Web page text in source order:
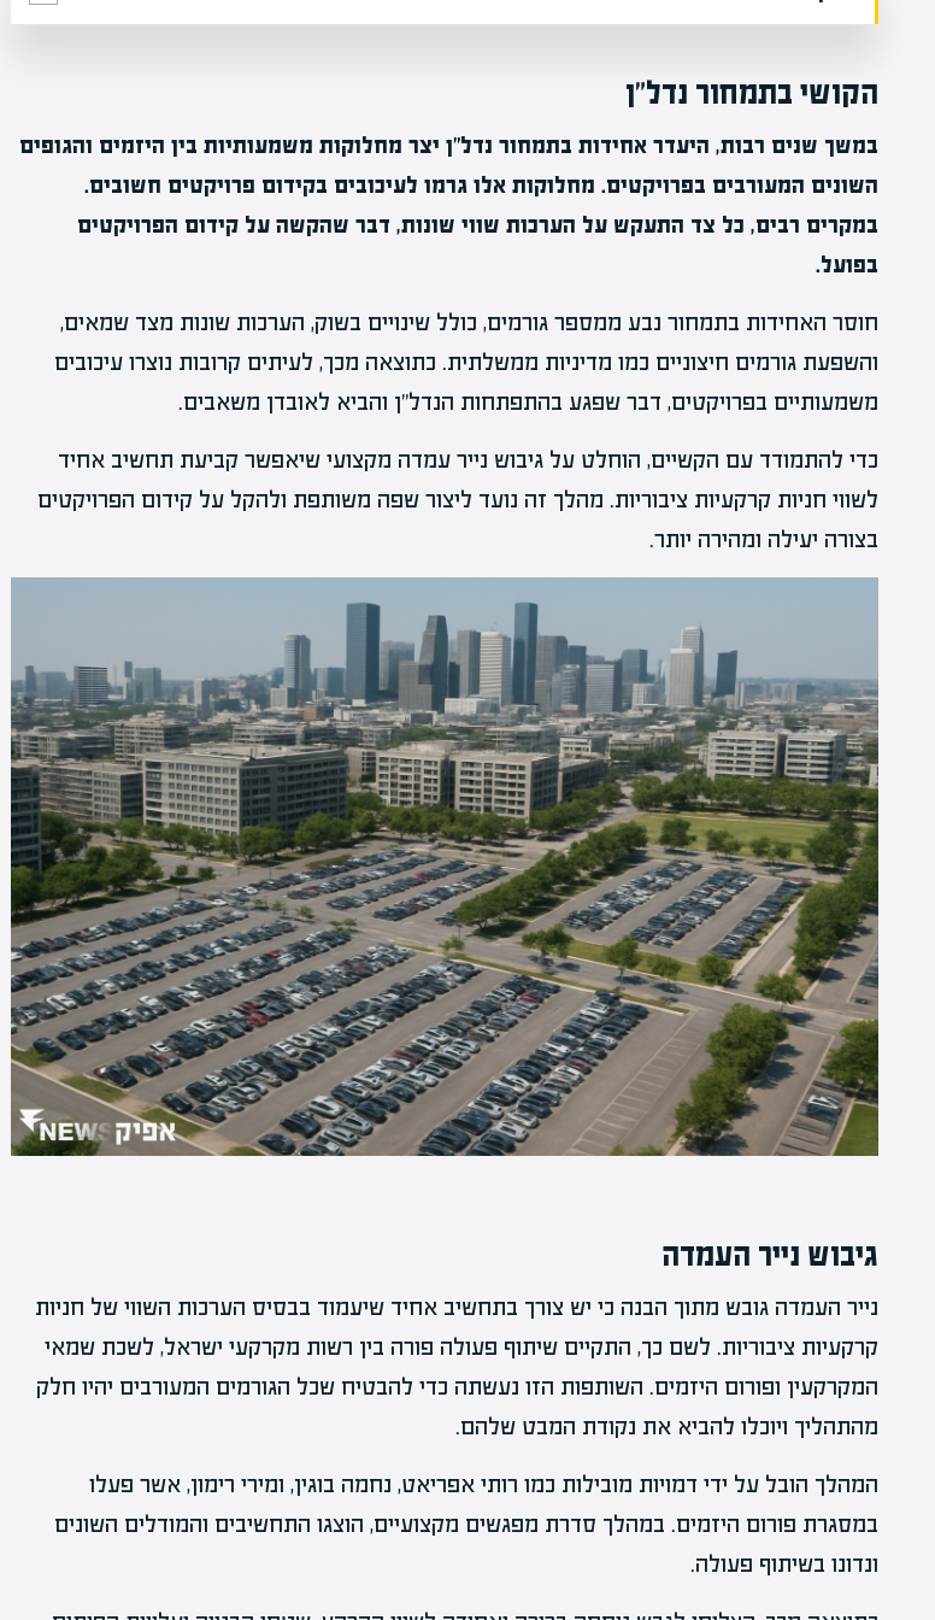
הקושי בתמחור נדל"ן
במשך שנים רבות, היעדר אחידות בתמחור נדל"ן יצר מחלוקות משמעותיות בין היזמים והגופים
השונים המעורבים בפרויקטים. מחלוקות אלו גרמו לעיכובים בקידום פרויקטים חשובים.
במקרים רבים, כל צד התעקש על הערכות שווי שונות, דבר שהקשה על קידום הפרויקטים
בפועל.
חוסר האחידות בתמחור נבע ממספר גורמים, כולל שינויים בשוק, הערכות שונות מצד שמאים,
והשפעת גורמים חיצוניים כמו מדיניות ממשלתית. כתוצאה מכך, לעיתים קרובות נוצרו עיכובים
משמעותיים בפרויקטים, דבר שפגע בהתפתחות הנדל"ן והביא לאובדן משאבים.
כדי להתמודד עם הקשיים, הוחלט על גיבוש נייר עמדה מקצועי שיאפשר קביעת תחשיב אחיד
לשווי חניות קרקעיות ציבוריות. מהלך זה נועד ליצור שפה משותפת ולהקל על קידום הפרויקטים
בצורה יעילה ומהירה יותר.
גיבוש נייר העמדה
נייר העמדה גובש מתוך הבנה כי יש צורך בתחשיב אחיד שיעמוד בבסיס הערכות השווי של חניות
קרקעיות ציבוריות. לשם כך, התקיים שיתוף פעולה פורה בין רשות מקרקעי ישראל, לשכת שמאי
המקרקעין ופורום היזמים. השותפות הזו נעשתה כדי להבטיח שכל הגורמים המעורבים יהיו חלק
מהתהליך ויוכלו להביא את נקודת המבט שלהם.
המהלך הובל על ידי דמויות מובילות כמו רותי אפריאט, נחמה בוגין, ומירי רימון, אשר פעלו
במסגרת פורום היזמים. במהלך סדרת מפגשים מקצועיים, הוצגו התחשיבים והמודלים השונים
ונדונו בשיתוף פעולה.